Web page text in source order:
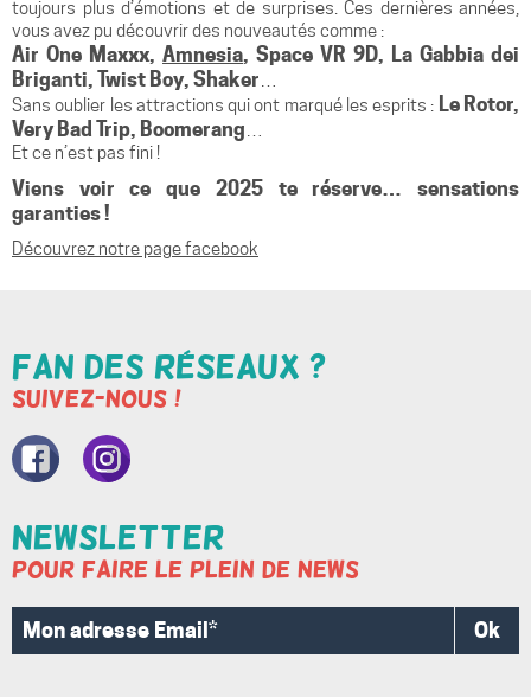
toujours plus d’émotions et de surprises. Ces dernières années,
vous avez pu découvrir des nouveautés comme :
Air One Maxxx, Amnesia, Space VR 9D, La Gabbia dei
Briganti, Twist Boy, Shaker…
Sans oublier les attractions qui ont marqué les esprits : Le Rotor,
Very Bad Trip, Boomerang…
Et ce n’est pas fini !
Viens voir ce que 2025 te réserve… sensations
garanties !
Découvrez notre page facebook
Fan des réseaux ?
Suivez-nous !
Nore
page
Facebook
Nore
compte
Instagram
Newsletter
Pour faire le plein de news
Mon
adresse
Ok